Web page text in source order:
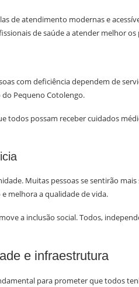
de atendimento modernas e
de saúde a atender melhor os
com deficiência dependem de
Pequeno Cotolengo.
possam receber cuidados
Muitas pessoas se sentirão
melhora a qualidade de vida.
a inclusão social. Todos,
e infraestrutura
para prometer que todos